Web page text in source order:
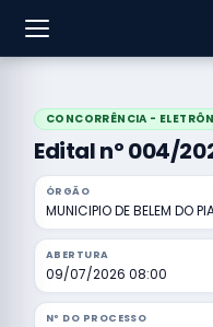
CONCORRÊNCIA -
Edital nº 004/
ÓRGÃO
MUNICIPIO DE BELEM DO
ABERTURA
09/07/2026 08:00
Nº DO PROCESSO